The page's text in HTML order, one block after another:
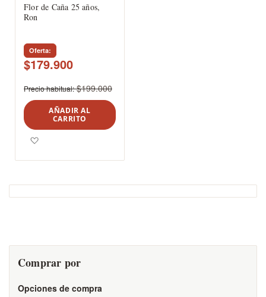
Flor de Caña 25 años,
Ron
Oferta
$179.900
Precio habitual $199.000
AÑADIR AL
CARRITO
Comprar por
Opciones de compra